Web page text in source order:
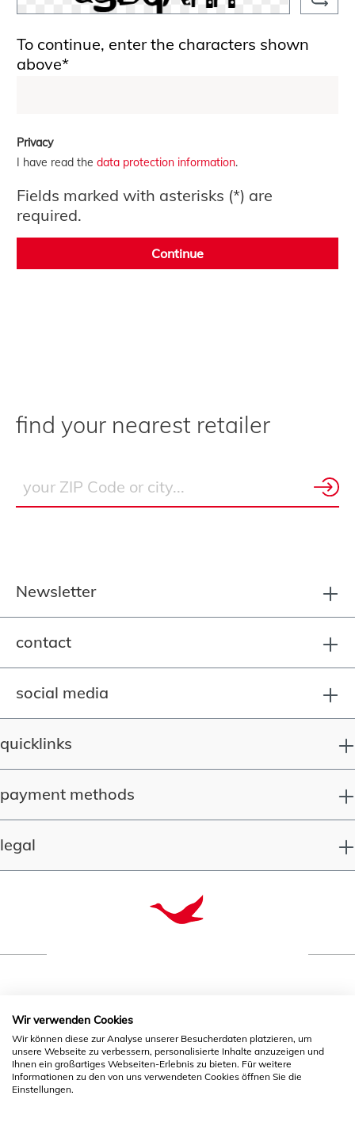
To continue, enter the characters shown
above*
Privacy
I have read the data protection information.
Fields marked with asterisks (*) are
required.
Continue
find your nearest retailer
Newsletter
contact
social media
quicklinks
payment methods
legal
* All prices incl. VAT plusshipping costsand possible
delivery charges, if not stated otherwise.
Wir verwenden Cookies
Wir können diese zur Analyse unserer Besucherdaten platzieren, um
unsere Webseite zu verbessern, personalisierte Inhalte anzuzeigen und
Ihnen ein großartiges Webseiten-Erlebnis zu bieten. Für weitere
Informationen zu den von uns verwendeten Cookies öffnen Sie die
Einstellungen.